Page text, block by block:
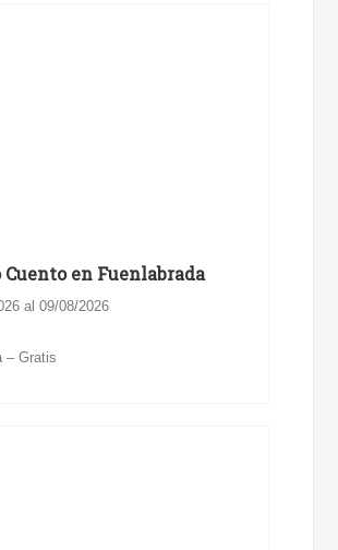
Cuento en Fuenlabrada
al 09/08/2026
– Gratis